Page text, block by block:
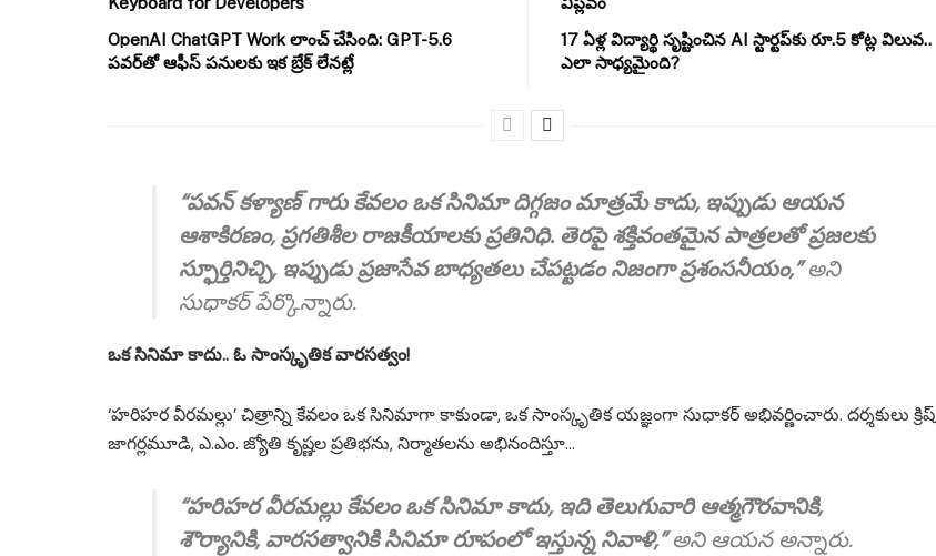
OpenAI ChatGPT Work లాంచ్ చేసింది: GPT-5.6
పవర్‌తో ఆఫీస్ పనులకు ఇక బ్రేక్ లేనట్లే
17 ఏళ్ల విద్యార్థి సృష్టించిన AI స్టార్టప్‌కు రూ.5 కోట్ల విలువ..
ఎలా సాధ్యమైంది?
“పవన్ కళ్యాణ్ గారు కేవలం ఒక సినిమా దిగ్గజం మాత్రమే కాదు, ఇప్పుడు ఆయన
ఆశాకిరణం, ప్రగతిశీల రాజకీయాలకు ప్రతినిధి. తెరపై శక్తివంతమైన పాత్రలతో ప్రజలకు
స్ఫూర్తినిచ్చి, ఇప్పుడు ప్రజాసేవ బాధ్యతలు చేపట్టడం నిజంగా ప్రశంసనీయం,”అని
సుధాకర్ పేర్కొన్నారు.
ఒక సినిమా కాదు.. ఓ సాంస్కృతిక వారసత్వం!
‘హరిహర వీరమల్లు’ చిత్రాన్ని కేవలం ఒక సినిమాగా కాకుండా, ఒక సాంస్కృతిక యజ్ఞంగా సుధాకర్ అభివర్ణించారు. దర్శకులు క్రిష్
జాగర్లమూడి, ఎ.ఎం. జ్యోతి కృష్ణల ప్రతిభను, నిర్మాతలను అభినందిస్తూ…
“హరిహర వీరమల్లు కేవలం ఒక సినిమా కాదు, ఇది తెలుగువారి ఆత్మగౌరవానికి,
శౌర్యానికి, వారసత్వానికి సినిమా రూపంలో ఇస్తున్న నివాళి,”అని ఆయన అన్నారు.